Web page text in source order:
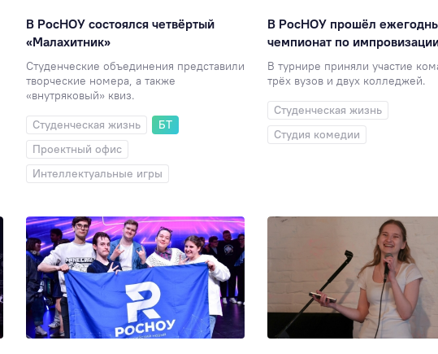
В РосНОУ состоялся четвёртый
«Малахитник»
Студенческие объединения представили
творческие номера, а также
«внутряковый» квиз.
Студенческая жизнь
БТ
Проектный офис
Интеллектуальные игры
В РосНОУ прошёл
чемпионат по
В турнире приняли участие
трёх вузов и двух колледжей.
Студенческая жизнь
Студия комедии